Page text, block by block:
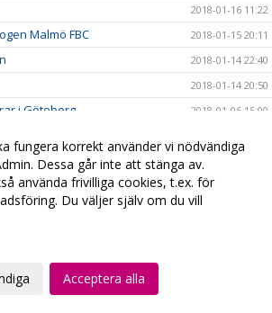
2018-01-16 11:22
Malmö FBC 2018-01-15 20:11
2018-01-14 22:40
2018-01-14 20:50
i Göteborg 2018-01-06 15:00
2018-01-05 23:10
dagen 2018-01-05 16:10
Hvidovre
fungera korrekt använder vi nödvändiga
Dessa går inte att stänga av.
använda frivilliga cookies, t.ex. för
Du väljer själv om du vill
Acceptera alla